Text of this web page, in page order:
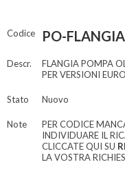
Codice PO-
Descr.
FLANGIA POMPA
PER VERSIONI
Stato Nuovo
Note
PER CODICE
INDIVIDUARE IL
CLICCATE QUI SU
LA VOSTRA